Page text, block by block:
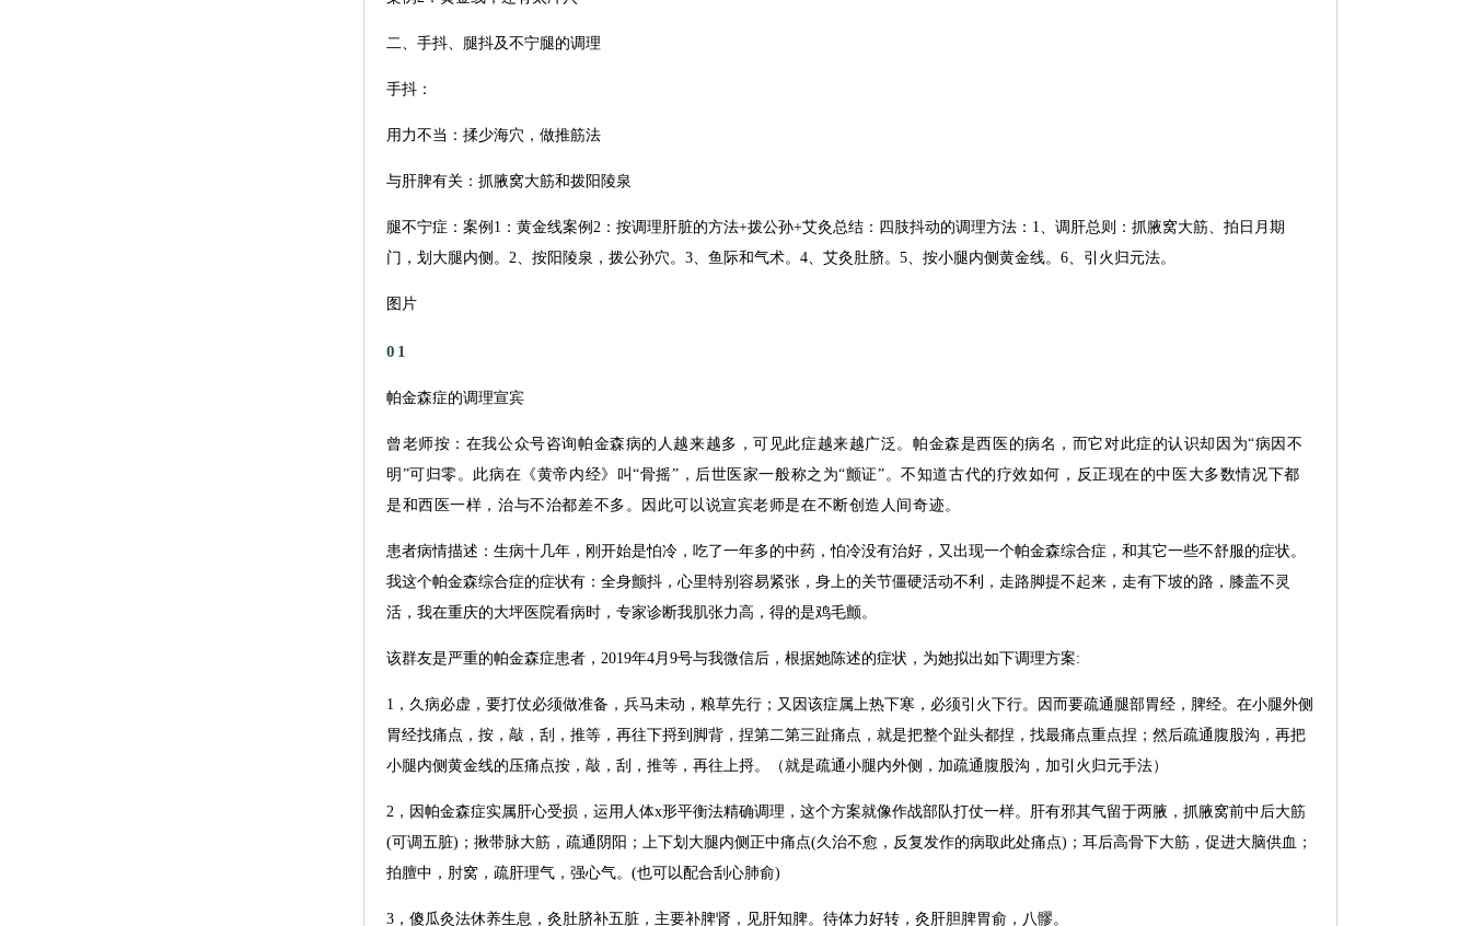
二、手抖、腿抖及不宁腿的调理
手抖：
用力不当：揉少海穴，做推筋法
与肝脾有关：抓腋窝大筋和拨阳陵泉
腿不宁症：案例1：黄金线案例2：按调理肝脏的方法+拨公孙+艾灸总结：四肢抖动的调理方法：1、调肝总则：抓腋窝大筋、拍日月期
门，划大腿内侧。2、按阳陵泉，拨公孙穴。3、鱼际和气术。4、艾灸肚脐。5、按小腿内侧黄金线。6、引火归元法。
图片
01
帕金森症的调理宣宾
曾老师按：在我公众号咨询帕金森病的人越来越多，可见此症越来越广泛。帕金森是西医的病名，而它对此症的认识却因为“病因不
明”可归零。此病在《黄帝内经》叫“骨摇”，后世医家一般称之为“颤证”。不知道古代的疗效如何，反正现在的中医大多数情况下都
是和西医一样，治与不治都差不多。因此可以说宣宾老师是在不断创造人间奇迹。
患者病情描述：生病十几年，刚开始是怕冷，吃了一年多的中药，怕冷没有治好，又出现一个帕金森综合症，和其它一些不舒服的症状。
我这个帕金森综合症的症状有：全身颤抖，心里特别容易紧张，身上的关节僵硬活动不利，走路脚提不起来，走有下坡的路，膝盖不灵
活，我在重庆的大坪医院看病时，专家诊断我肌张力高，得的是鸡毛颤。
该群友是严重的帕金森症患者，2019年4月9号与我微信后，根据她陈述的症状，为她拟出如下调理方案:
1，久病必虚，要打仗必须做准备，兵马未动，粮草先行；又因该症属上热下寒，必须引火下行。因而要疏通腿部胃经，脾经。在小腿外侧
胃经找痛点，按，敲，刮，推等，再往下捋到脚背，捏第二第三趾痛点，就是把整个趾头都捏，找最痛点重点捏；然后疏通腹股沟，再把
小腿内侧黄金线的压痛点按，敲，刮，推等，再往上捋。（就是疏通小腿内外侧，加疏通腹股沟，加引火归元手法）
2，因帕金森症实属肝心受损，运用人体x形平衡法精确调理，这个方案就像作战部队打仗一样。肝有邪其气留于两腋，抓腋窝前中后大筋
(可调五脏)；揪带脉大筋，疏通阴阳；上下划大腿内侧正中痛点(久治不愈，反复发作的病取此处痛点)；耳后高骨下大筋，促进大脑供血；
拍膻中，肘窝，疏肝理气，强心气。(也可以配合刮心肺俞)
3，傻瓜灸法休养生息，灸肚脐补五脏，主要补脾肾，见肝知脾。待体力好转，灸肝胆脾胃俞，八髎。